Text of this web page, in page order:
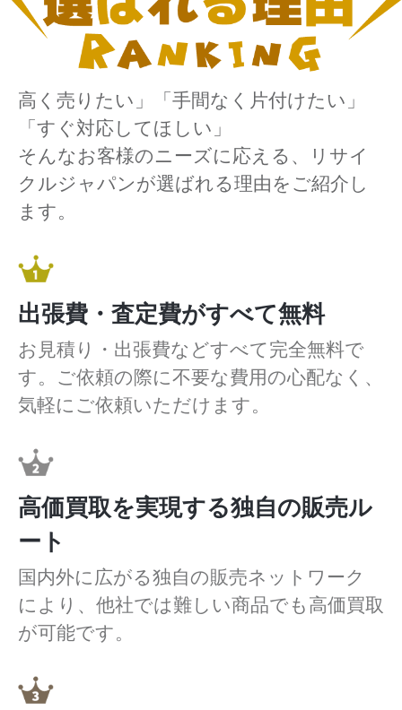
高く売りたい」「手間なく片付けたい」
「すぐ対応してほしい」
そんなお客様のニーズに応える、リサイ
クルジャパンが選ばれる理由をご紹介し
ます。
出張費・査定費がすべて無料
お見積り・出張費などすべて完全無料で
す。ご依頼の際に不要な費用の心配なく、
気軽にご依頼いただけます。
高価買取を実現する独自の販売ル
ート
国内外に広がる独自の販売ネットワーク
により、他社では難しい商品でも高価買取
が可能です。